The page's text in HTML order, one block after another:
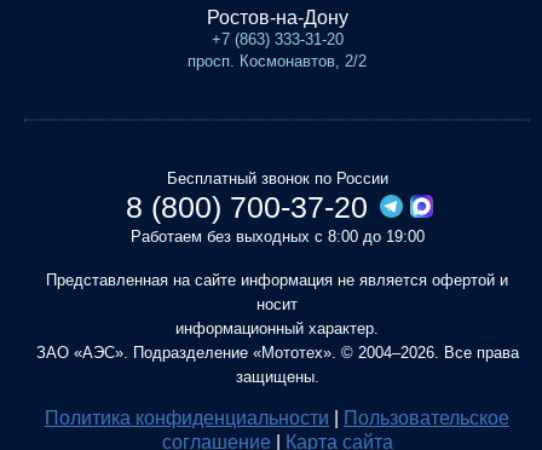
Ростов-на-Дону
+7 (863) 333-31-20
просп. Космонавтов, 2/2
Бесплатный звонок по России
8 (800) 700-37-20
Работаем без выходных с 8:00 до 19:00
Представленная на сайте информация не является офертой и
носит
информационный характер.
ЗАО «АЭС». Подразделение «Мототех». © 2004–2026. Все права
защищены.
Политика конфиденциальности
Пользовательское
соглашение
Карта сайта